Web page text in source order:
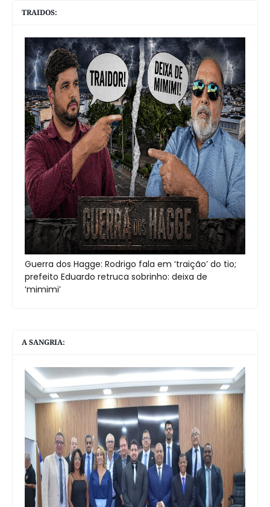
TRAIDOS:
Guerra dos Hagge: Rodrigo fala em ‘traição’ do tio;
prefeito Eduardo retruca sobrinho: deixa de
‘mimimi’
A SANGRIA: